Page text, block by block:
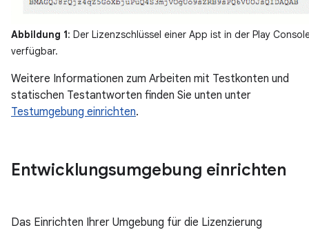
Abbildung 1: Der Lizenzschlüssel einer App ist in der Play
verfügbar.
Weitere Informationen zum Arbeiten mit Testkonten und
statischen Testantworten finden Sie unten unter
Testumgebung einrichten.
Entwicklungsumgebung einrichten
Das Einrichten Ihrer Umgebung für die Lizenzierung